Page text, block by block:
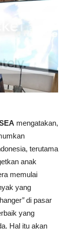
mengatakan,
terutama
anak
memulai
yang
”di pasar
yang
Hal itu akan